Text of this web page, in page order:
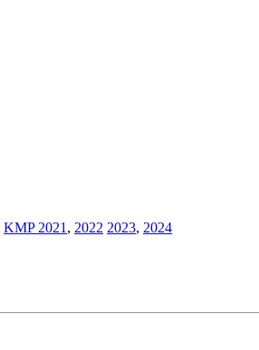
KMP 2021 , 2022 2023, 2024